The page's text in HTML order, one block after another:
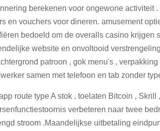
berekenen voor ongewone activiteit
en vouchers voor dineren. amusement
bedoeld om de overalls casino
website en onvoltooid
patroon , gok menu's ,
samen met telefoon en tab zonder
route type A stok , toelaten Bitcoin ,
verbeteren naar twee
stroom .Maandelijkse uitbetaling